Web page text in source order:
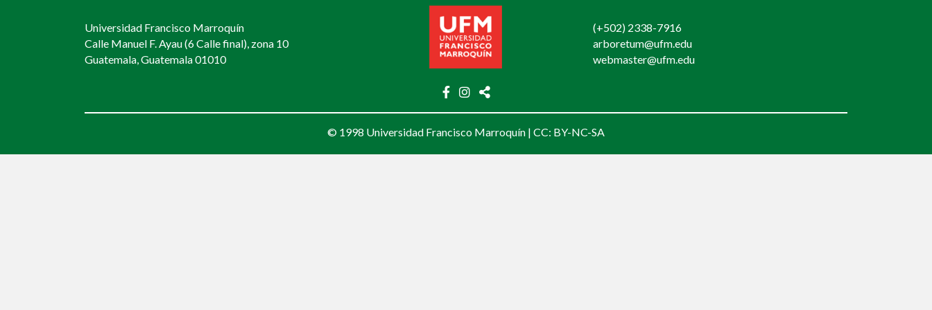
Universidad Francisco Marroquín
Calle Manuel F. Ayau (6 Calle final), zona 10
Guatemala, Guatemala 01010
(+502) 2338-7916
arboretum@ufm.edu
webmaster@ufm.edu
© 1998 Universidad Francisco Marroquín | CC: BY-NC-SA